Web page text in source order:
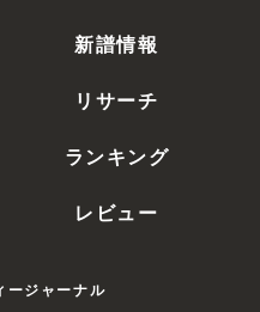
新譜情報
リサーチ
ランキング
レビュー
ージャーナル